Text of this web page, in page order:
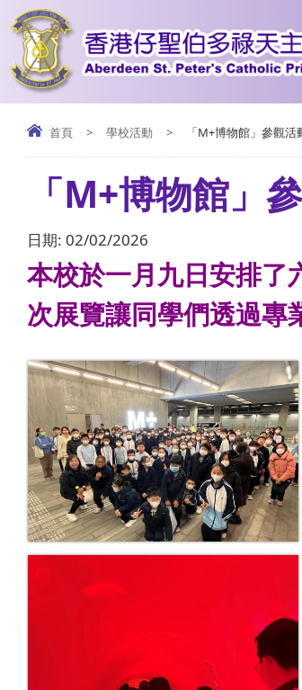
首頁 > 學校活動 > 「M+博物館」參觀活
「M+博物館」
日期: 02/02/2026
本校於一月九日安排了
次展覽讓同學們透過專